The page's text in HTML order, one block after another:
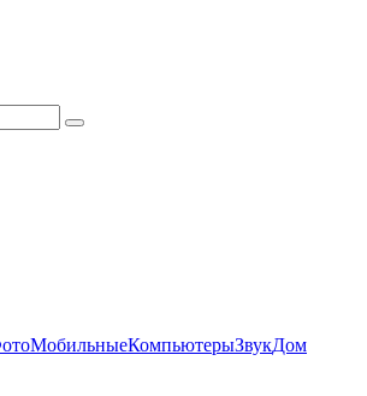
МобильныеКомпьютерыЗвукДом